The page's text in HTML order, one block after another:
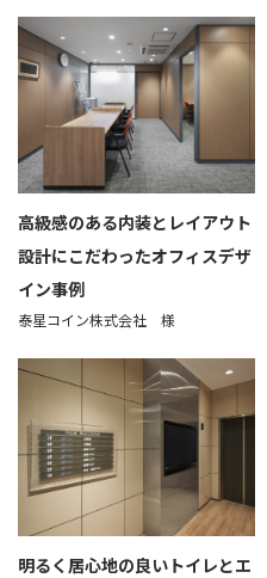
高級感のある内装とレイアウト
設計にこだわったオフィスデザ
イン事例
泰星コイン株式会社 様
明るく居心地の良いトイレとエ